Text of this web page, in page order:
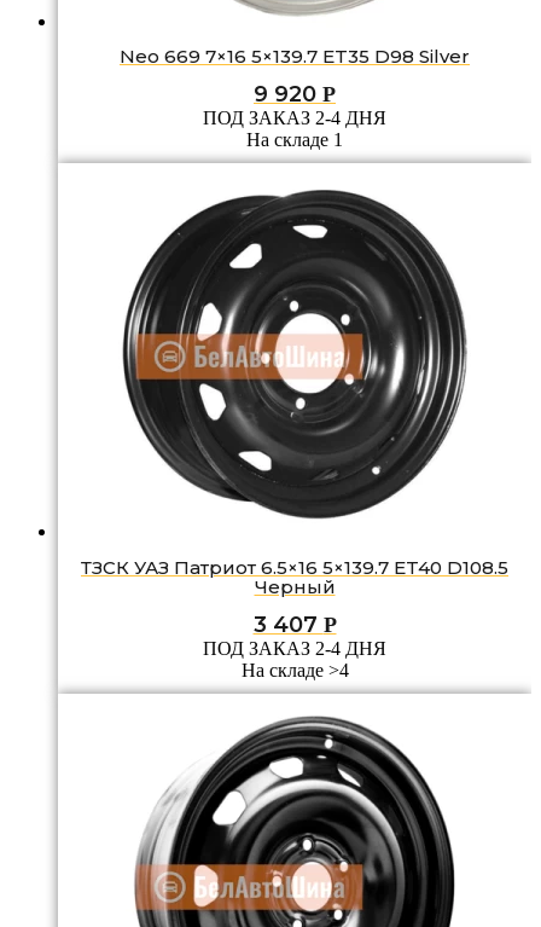
Neo 669 7×16 5×139.7 ET35 D98 Silver
9 920 Р
ПОД ЗАКАЗ 2-4 ДНЯ
На складе 1
ТЗСК УАЗ Патриот 6.5×16 5×139.7 ET40 D108.5
Черный
3 407 Р
ПОД ЗАКАЗ 2-4 ДНЯ
На складе >4